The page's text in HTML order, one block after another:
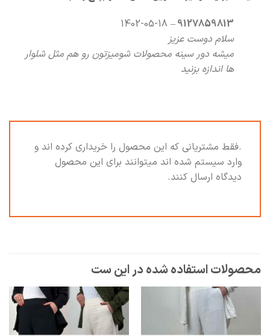
9127859813
–
1402-05-18
سلام دوست عزیز
میشه دور سینه محصولات شومیزتون رو هم مثل شلوار
ها اندازه بزنید
.فقط مشتریانی که این محصول را خریداری کرده اند و
وارد سیستم شده اند میتوانند برای این محصول
دیدگاه ارسال کنند.